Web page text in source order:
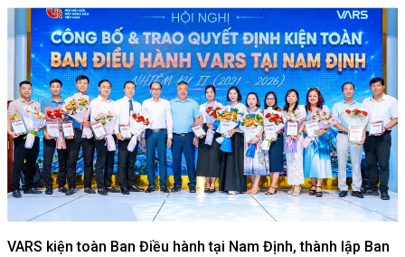
VARS kiện toàn Ban Điều hành tại Nam Định, thành lập Ban